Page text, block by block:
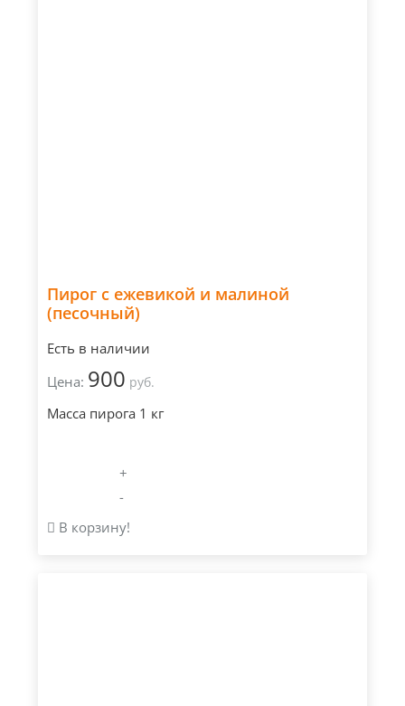
Пирог с ежевикой и малиной
(песочный)
Есть в наличии
Цена: 900 руб.
Масса пирога 1 кг
+
-
В корзину!